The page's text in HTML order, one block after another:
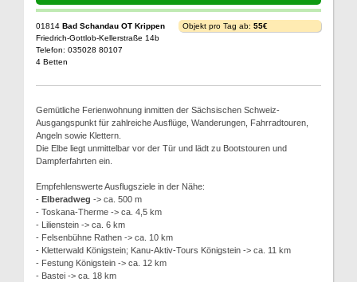
01814 Bad Schandau OT Krippen
Friedrich-Gottlob-Kellerstraße 14b
Telefon: 035028 80107
4 Betten
Objekt pro Tag ab: 55€
Gemütliche Ferienwohnung inmitten der Sächsischen Schweiz-
Ausgangspunkt für zahlreiche Ausflüge, Wanderungen, Fahrradtouren,
Angeln sowie Klettern.
Die Elbe liegt unmittelbar vor der Tür und lädt zu Bootstouren und
Dampferfahrten ein.
Empfehlenswerte Ausflugsziele in der Nähe:
- Elberadweg -> ca. 500 m
- Toskana-Therme -> ca. 4,5 km
- Lilienstein -> ca. 6 km
- Felsenbühne Rathen -> ca. 10 km
- Kletterwald Königstein; Kanu-Aktiv-Tours Königstein -> ca. 11 km
- Festung Königstein -> ca. 12 km
- Bastei -> ca. 18 km